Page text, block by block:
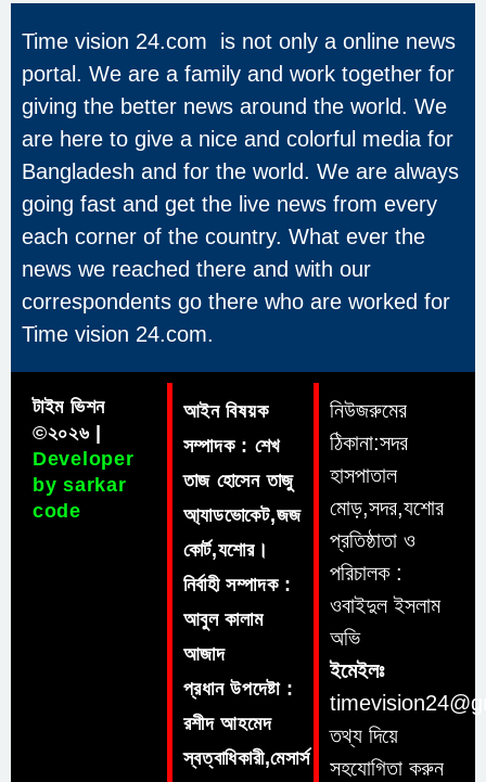
Time vision 24.com is not only a online news
portal. We are a family and work together for
giving the better news around the world. We
are here to give a nice and colorful media for
Bangladesh and for the world. We are always
going fast and get the live news from every
each corner of the country. What ever the
news we reached there and with our
correspondents go there who are worked for
Time vision 24.com.
টাইম ভিশন
©২০২৬ |
Developer
by sarkar
code
আইন বিষয়ক
সম্পাদক : শেখ
তাজ হোসেন তাজু
আ্যাডভোকেট,জজ
কোর্ট,যশোর।
নির্বাহী সম্পাদক :
আবুল কালাম
আজাদ
প্রধান উপদেষ্টা :
রশীদ আহমেদ
স্বত্বাধিকারী,মেসার্স
নিউজরুমের
ঠিকানা:সদর
হাসপাতাল
মোড়,সদর,যশোর
প্রতিষ্ঠাতা ও
পরিচালক :
ওবাইদুল ইসলাম
অভি
ইমেইলঃ
তথ্য দিয়ে
সহযোগিতা করুন